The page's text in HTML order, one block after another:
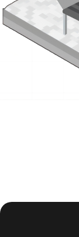
识别算法，精
系统通过对比
物体积，并生